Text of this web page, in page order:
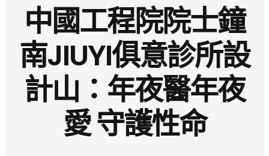
中國工程院院士鐘
南JIUYI俱意診所設
計山：年夜醫年夜
愛 守護性命